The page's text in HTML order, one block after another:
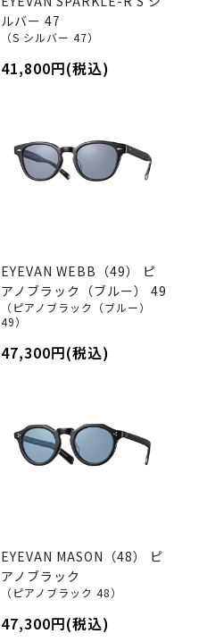
ルバー 47
（S シルバー 47）
41,800円(税込)
EYEVAN WEBB（49） ピ
アノブラック（ブルー） 49
（ピアノブラック（ブルー）
49）
47,300円(税込)
EYEVAN MASON（48） ピ
アノブラック
（ピアノブラック 48）
47,300円(税込)